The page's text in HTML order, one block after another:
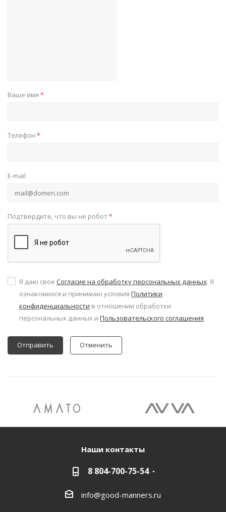
Ваше имя *
Телефон *
E-mail
Подтвердите, что вы не робот*
Я даю свое Согласие на обработку персональных данных. Я
ознакомился и принимаю условия Политики
конфиденциальности в отношении обработки
персональных данных и Пользовательского соглашения
Отменить
Наши контакты
8 804-700-75-54
info@good-manners.ru